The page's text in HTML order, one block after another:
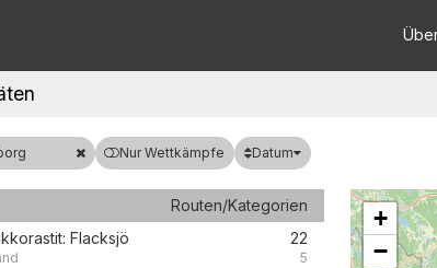
Nur Wettkämpfe Datum
Routen/Kategorien
Flacksjö 22
5
+
−